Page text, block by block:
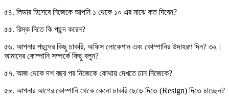
৫৪. লিডার হিসেবে নিজেকে আপনি ১ থেকে ১০ এর মাঝে কত দিবেন?
৫৫. রিস্ক নিতে কি পছন্দ করেন?
৫৬. আপনার পছন্দের কিছু চাকরি, অফিস লোকেশান এবং কোম্পানির উদাহরণ দিন? ৩২।
আমাদের কোম্পানি সম্পর্কে কিছু বলুন?
৫৭. আজ থেকে দশ বছর পর নিজেকে কোথায় দেখতে চান নিজেকে?
৫৮. আপনার আগের কোম্পানি থেকে কেনো চাকরি ছেড়ে দিতে (Resign) দিতে চাচ্ছেন?